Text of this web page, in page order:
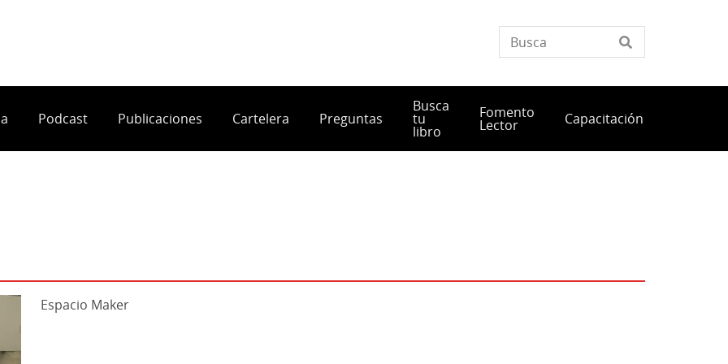
Podcast Publicaciones Cartelera Preguntas
Busca
tu
libro
Fomento
Lector Capacitación
Espacio Maker